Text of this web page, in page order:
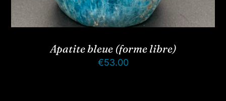
Apatite bleue (forme libre)
€53.00